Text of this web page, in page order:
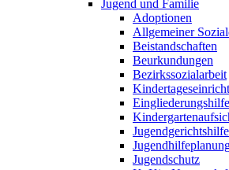
Jugend und Familie
Adoptionen
Allgemeiner
Beistandschaften
Beurkundungen
Bezirkssozialarbeit
Eingliederungshilfe
Jugendgerichtshilfe
Jugendschutz